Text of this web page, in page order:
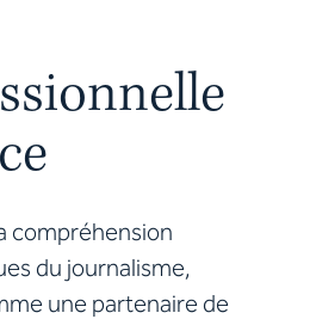
compréhension
du journalisme,
une partenaire de